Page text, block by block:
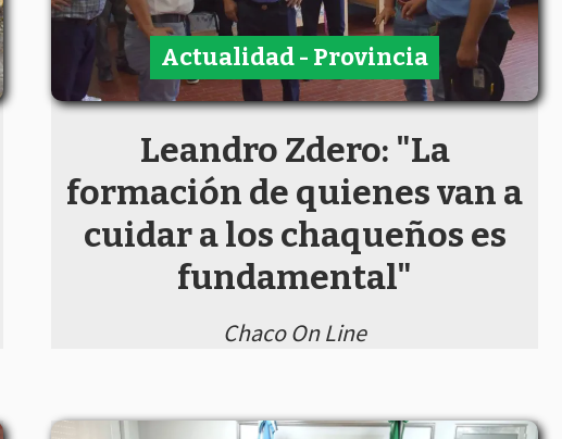
Leandro Zdero: "La
formación de quienes van a
cuidar a los chaqueños es
fundamental"
Chaco On Line
Actualidad - Provincia